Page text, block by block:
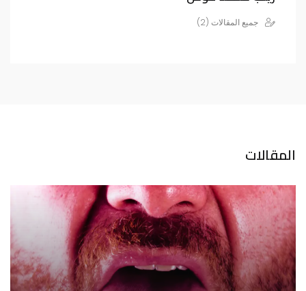
جميع المقالات (2)
المقالات